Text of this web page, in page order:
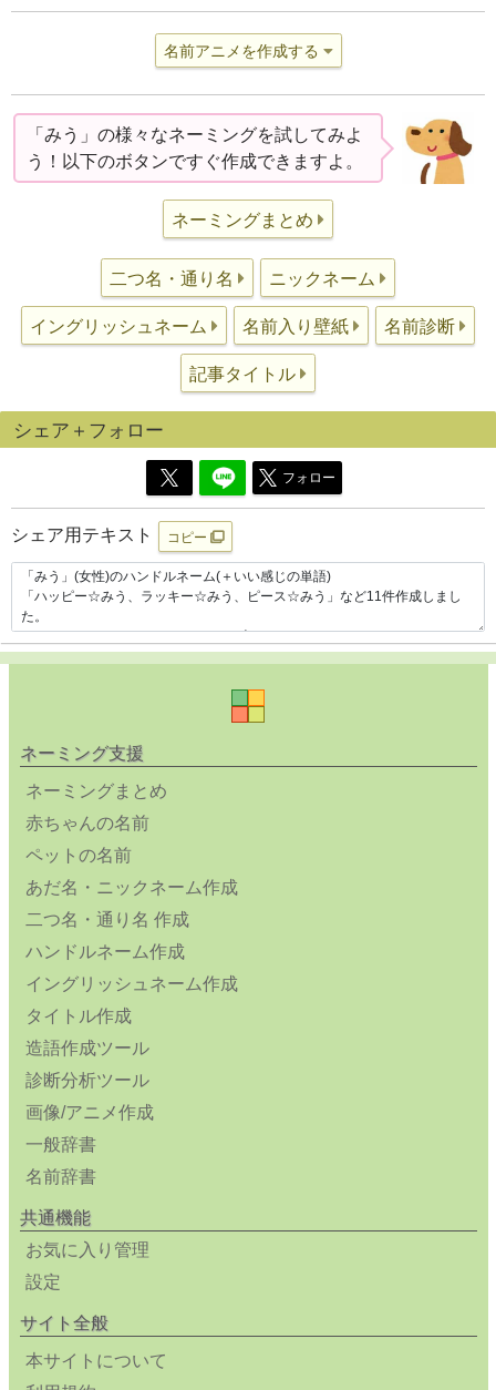
名前アニメを作成する
「みう」の様々なネーミングを試してみよ
う！以下のボタンですぐ作成できますよ。
ネーミングまとめ
二つ名・通り名 ニックネーム
イングリッシュネーム 名前入り壁紙 名前診断
記事タイトル
シェア＋フォロー
フォロー
シェア用テキスト コピー
ネーミング支援
ネーミングまとめ
赤ちゃんの名前
ペットの名前
あだ名・ニックネーム作成
二つ名・通り名 作成
ハンドルネーム作成
イングリッシュネーム作成
タイトル作成
造語作成ツール
診断分析ツール
画像/アニメ作成
一般辞書
名前辞書
共通機能
お気に入り管理
設定
サイト全般
本サイトについて